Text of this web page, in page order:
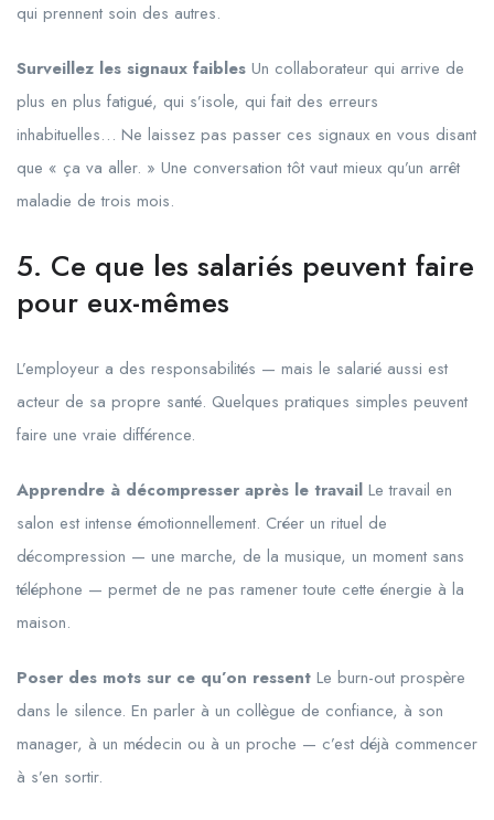
qui prennent soin des autres.
Surveillez les signaux faibles Un collaborateur qui arrive de
plus en plus fatigué, qui s’isole, qui fait des erreurs
inhabituelles… Ne laissez pas passer ces signaux en vous disant
que « ça va aller. » Une conversation tôt vaut mieux qu’un arrêt
maladie de trois mois.
5. Ce que les salariés peuvent faire
pour eux-mêmes
L’employeur a des responsabilités — mais le salarié aussi est
acteur de sa propre santé. Quelques pratiques simples peuvent
faire une vraie différence.
Apprendre à décompresser après le travail Le travail en
salon est intense émotionnellement. Créer un rituel de
décompression — une marche, de la musique, un moment sans
téléphone — permet de ne pas ramener toute cette énergie à la
maison.
Poser des mots sur ce qu’on ressent Le burn-out prospère
dans le silence. En parler à un collègue de confiance, à son
manager, à un médecin ou à un proche — c’est déjà commencer
à s’en sortir.